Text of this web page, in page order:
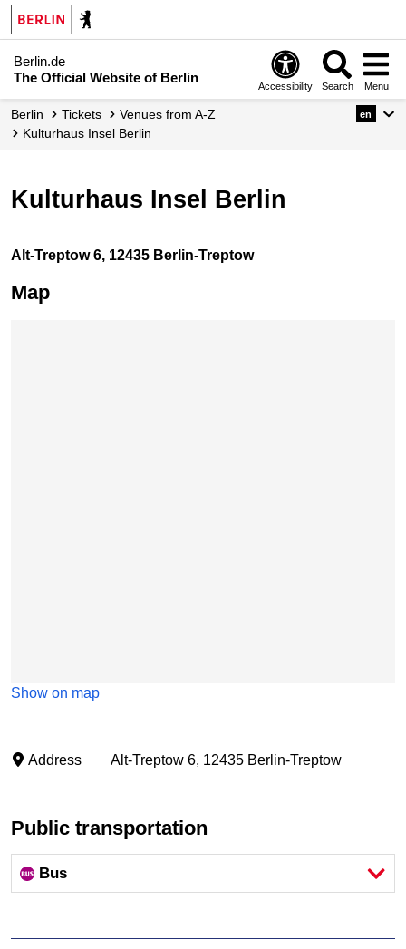
Berlin.de
The Official Website of Berlin
Accessibility Search Menu
Berlin Tickets
Venues from A-Z
Kulturhaus Insel Berlin
en
Kulturhaus Insel Berlin
Alt-Treptow 6, 12435 Berlin-Treptow
Map
Show on map
Address Alt-Treptow 6, 12435 Berlin-Treptow
Public transportation
Bus